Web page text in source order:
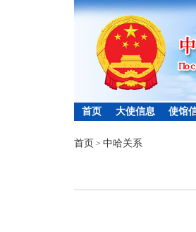
首页 大使信息 使馆
首页 > 中哈关系